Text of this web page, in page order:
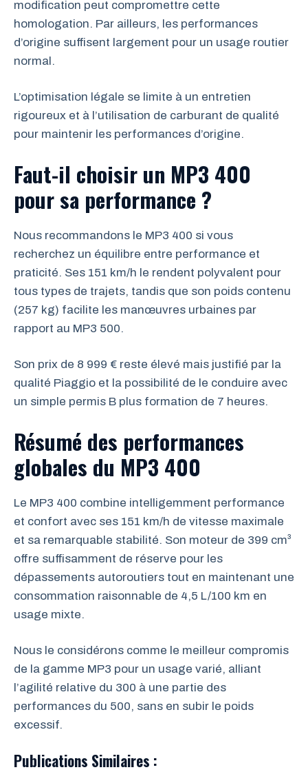
modification peut compromettre cette
homologation. Par ailleurs, les performances
d’origine suffisent largement pour un usage routier
normal.
L’optimisation légale se limite à un entretien
rigoureux et à l’utilisation de carburant de qualité
pour maintenir les performances d’origine.
Faut-il choisir un MP3 400
pour sa performance ?
Nous recommandons le MP3 400 si vous
recherchez un équilibre entre performance et
praticité. Ses 151 km/h le rendent polyvalent pour
tous types de trajets, tandis que son poids contenu
(257 kg) facilite les manœuvres urbaines par
rapport au MP3 500.
Son prix de 8 999 € reste élevé mais justifié par la
qualité Piaggio et la possibilité de le conduire avec
un simple permis B plus formation de 7 heures.
Résumé des performances
globales du MP3 400
Le MP3 400 combine intelligemment performance
et confort avec ses 151 km/h de vitesse maximale
et sa remarquable stabilité. Son moteur de 399 cm³
offre suffisamment de réserve pour les
dépassements autoroutiers tout en maintenant une
consommation raisonnable de 4,5 L/100 km en
usage mixte.
Nous le considérons comme le meilleur compromis
de la gamme MP3 pour un usage varié, alliant
l’agilité relative du 300 à une partie des
performances du 500, sans en subir le poids
excessif.
Publications Similaires :